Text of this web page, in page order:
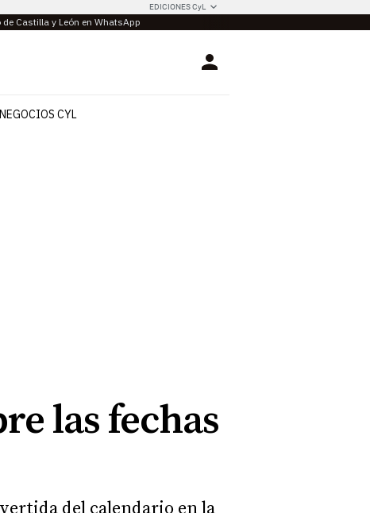
EDICIONES CyL
de Castilla y León en WhatsApp
Login
NEGOCIOS CYL
las fechas
del calendario en la